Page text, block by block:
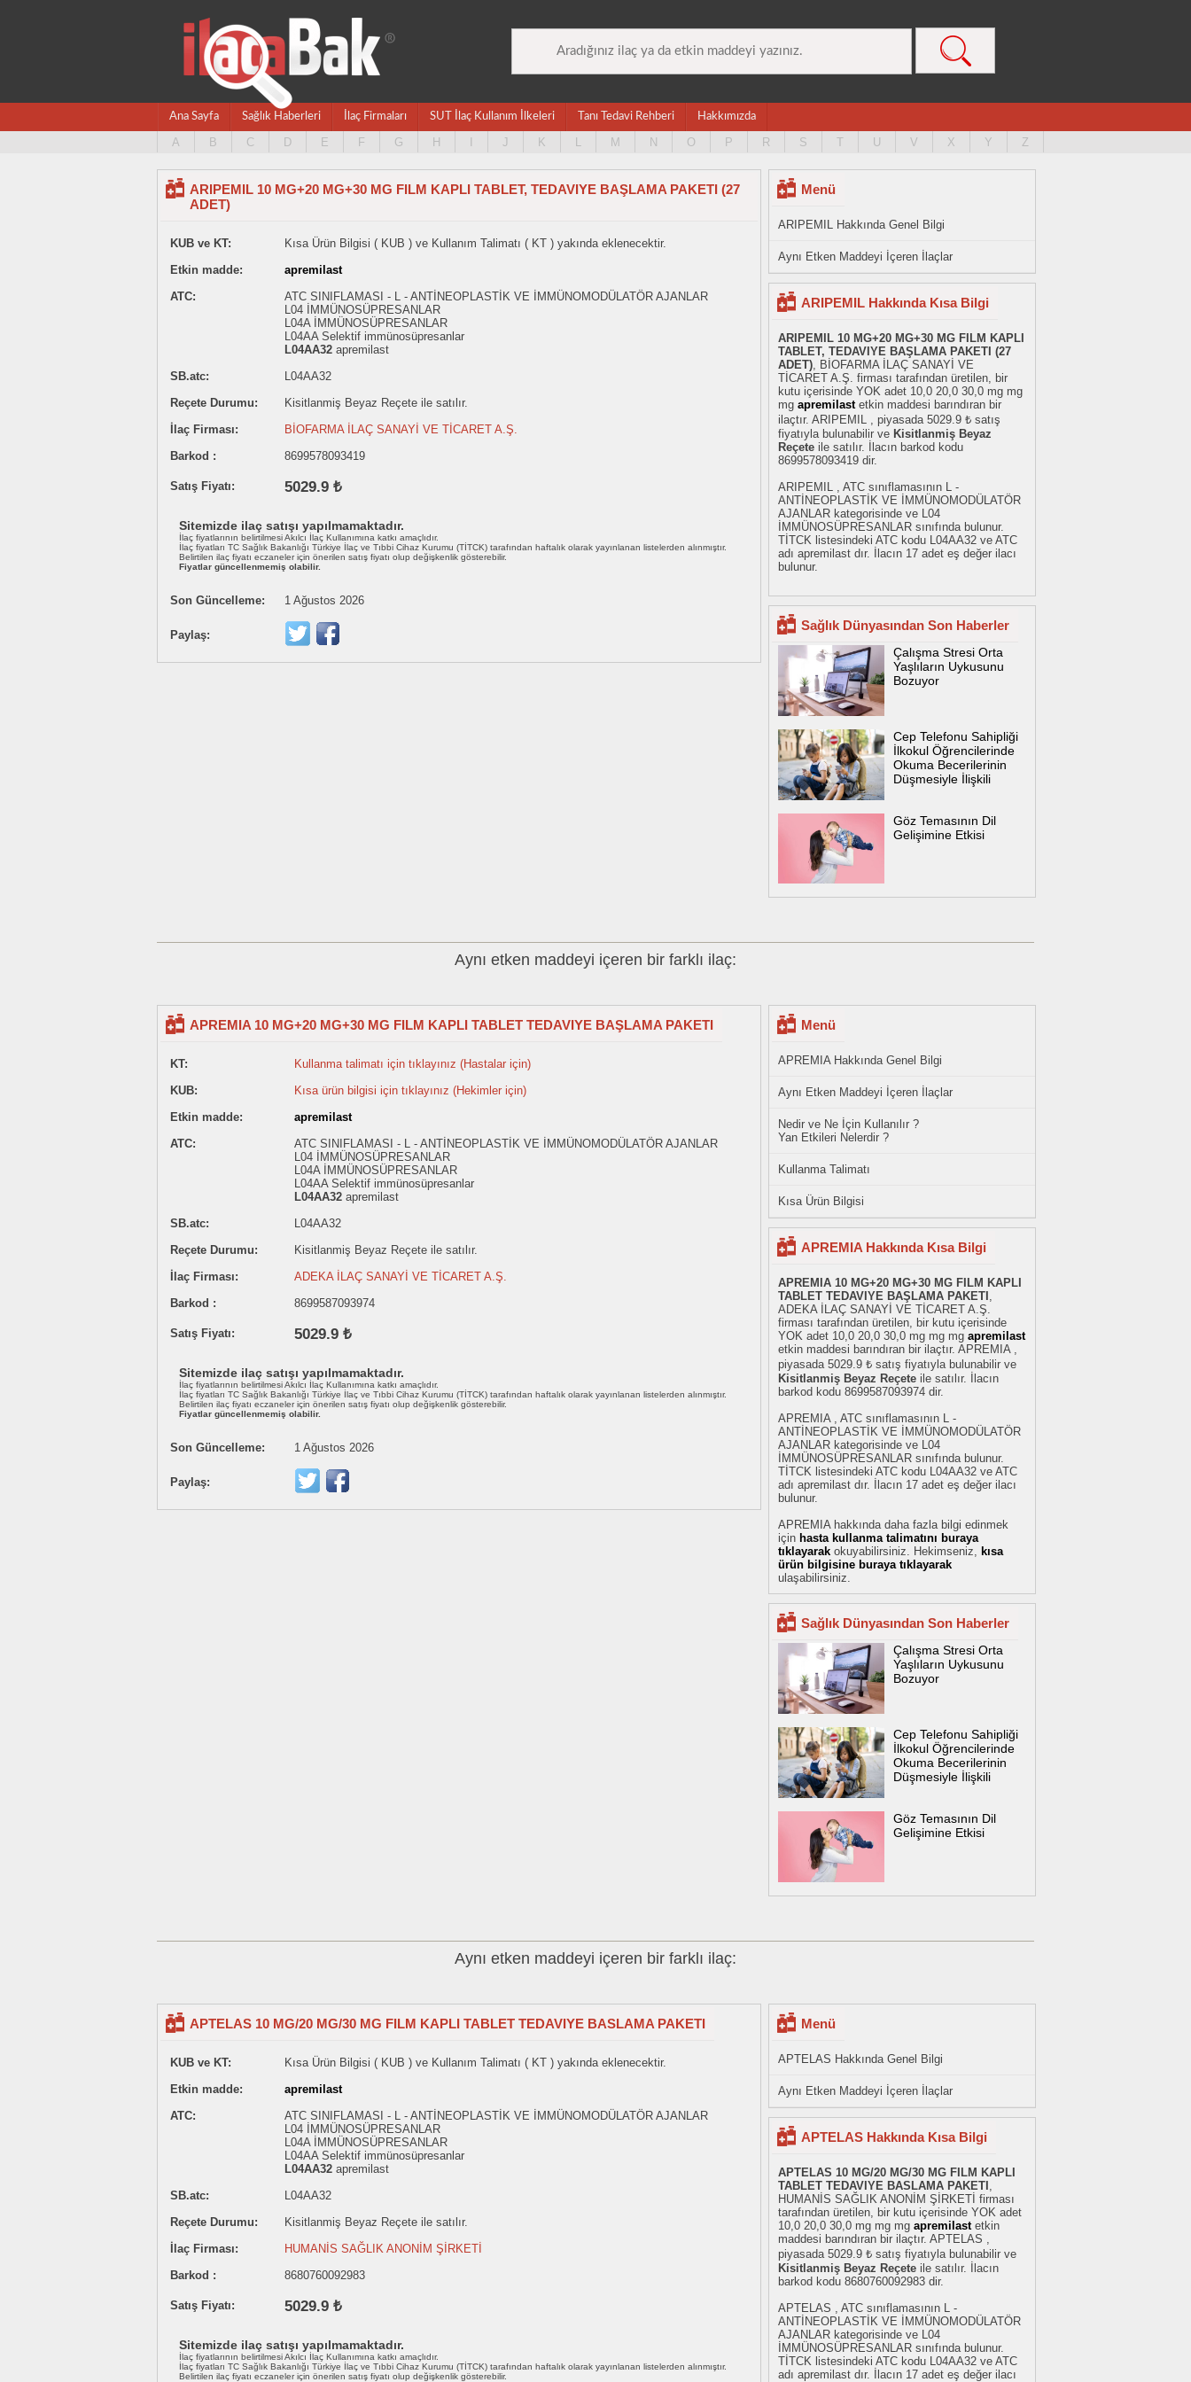
Ana Sayfa Sağlık Haberleri İlaç Firmaları SUT İlaç Kullanım İlkeleri Tanı Tedavi Rehberi Hakkımızda
A B C D E F G H J K L M N O P R S T U V X Y Z
ARIPEMIL 10 MG+20 MG+30 MG FILM KAPLI TABLET, TEDAVIYE BAŞLAMA PAKETI (27
ADET)
KUB ve KT:
Kısa Ürün Bilgisi ( KUB ) ve Kullanım Talimatı ( KT ) yakında eklenecektir.
Etkin madde:
apremilast
ATC:
ATC SINIFLAMASI - L - ANTİNEOPLASTİK VE İMMÜNOMODÜLATÖR AJANLAR
L04 İMMÜNOSÜPRESANLAR
L04A İMMÜNOSÜPRESANLAR
L04AA Selektif immünosüpresanlar
L04AA32 apremilast
SB.atc:
L04AA32
Reçete Durumu:
Kisitlanmiş Beyaz Reçete ile satılır.
İlaç Firması:
BİOFARMA İLAÇ SANAYİ VE TİCARET A.Ş.
Barkod :
8699578093419
Satış Fiyatı: 5029.9 ₺
Sitemizde ilaç satışı yapılmamaktadır.
İlaç fiyatlarının belirtilmesi Akılcı İlaç Kullanımına katkı amaçlıdır.
İlaç fiyatları TC Sağlık Bakanlığı Türkiye İlaç ve Tıbbi Cihaz Kurumu (TİTCK) tarafından haftalık olarak yayınlanan listelerden alınmıştır.
Belirtilen ilaç fiyatı eczaneler için önerilen satış fiyatı olup değişkenlik gösterebilir.
Fiyatlar güncellenmemiş olabilir.
Son Güncelleme: 1 Ağustos 2026
Paylaş:
Menü
ARIPEMIL Hakkında Genel Bilgi
Aynı Etken Maddeyi İçeren İlaçlar
ARIPEMIL Hakkında Kısa Bilgi
ARIPEMIL 10 MG+20 MG+30 MG FILM KAPLI
TABLET, TEDAVIYE BAŞLAMA PAKETI (27
ADET), BİOFARMA İLAÇ SANAYİ VE
TİCARET A.Ş. firması tarafından üretilen, bir
kutu içerisinde YOK adet 10,0 20,0 30,0 mg mg
mg apremilastetkin maddesi barındıran bir
ilaçtır. ARIPEMIL , piyasada 5029.9 ₺ satış
fiyatıyla bulunabilir ve Kisitlanmiş Beyaz
Reçete ile satılır. İlacın barkod kodu
8699578093419 dir.
ARIPEMIL , ATC sınıflamasının L -
ANTİNEOPLASTİK VE İMMÜNOMODÜLATÖR
AJANLAR kategorisinde ve L04
İMMÜNOSÜPRESANLAR sınıfında bulunur.
TİTCK listesindeki ATC kodu L04AA32 ve ATC
adı apremilast dır. İlacın 17 adet eş değer ilacı
bulunur.
Sağlık Dünyasından Son Haberler
Çalışma Stresi Orta
Yaşlıların Uykusunu
Bozuyor
Cep Telefonu Sahipliği
İlkokul Öğrencilerinde
Okuma Becerilerinin
Düşmesiyle İlişkili
Göz Temasının Dil
Gelişimine Etkisi
Aynı etken maddeyi içeren bir farklı ilaç:
APREMIA 10 MG+20 MG+30 MG FILM KAPLI TABLET TEDAVIYE BAŞLAMA PAKETI
KT:
Kullanma talimatı için tıklayınız (Hastalar için)
KUB:
Kısa ürün bilgisi için tıklayınız (Hekimler için)
Etkin madde:
apremilast
ATC:
ATC SINIFLAMASI - L - ANTİNEOPLASTİK VE İMMÜNOMODÜLATÖR AJANLAR
L04 İMMÜNOSÜPRESANLAR
L04A İMMÜNOSÜPRESANLAR
L04AA Selektif immünosüpresanlar
L04AA32 apremilast
SB.atc:
L04AA32
Reçete Durumu:
Kisitlanmiş Beyaz Reçete ile satılır.
İlaç Firması:
ADEKA İLAÇ SANAYİ VE TİCARET A.Ş.
Barkod :
8699587093974
Satış Fiyatı: 5029.9 ₺
Sitemizde ilaç satışı yapılmamaktadır.
İlaç fiyatlarının belirtilmesi Akılcı İlaç Kullanımına katkı amaçlıdır.
İlaç fiyatları TC Sağlık Bakanlığı Türkiye İlaç ve Tıbbi Cihaz Kurumu (TİTCK) tarafından haftalık olarak yayınlanan listelerden alınmıştır.
Belirtilen ilaç fiyatı eczaneler için önerilen satış fiyatı olup değişkenlik gösterebilir.
Fiyatlar güncellenmemiş olabilir.
Son Güncelleme: 1 Ağustos 2026
Paylaş:
Menü
APREMIA Hakkında Genel Bilgi
Aynı Etken Maddeyi İçeren İlaçlar
Nedir ve Ne İçin Kullanılır ?
Yan Etkileri Nelerdir ?
Kullanma Talimatı
Kısa Ürün Bilgisi
APREMIA Hakkında Kısa Bilgi
APREMIA 10 MG+20 MG+30 MG FILM KAPLI
TABLET TEDAVIYE BAŞLAMA PAKETI ,
ADEKA İLAÇ SANAYİ VE TİCARET A.Ş.
firması tarafından üretilen, bir kutu içerisinde
YOK adet 10,0 20,0 30,0 mg mg mg apremilast
etkin maddesi barındıran bir ilaçtır. APREMIA ,
piyasada 5029.9 ₺ satış fiyatıyla bulunabilir ve
Kisitlanmiş Beyaz Reçete ile satılır. İlacın
barkod kodu 8699587093974 dir.
APREMIA , ATC sınıflamasının L -
ANTİNEOPLASTİK VE İMMÜNOMODÜLATÖR
AJANLAR kategorisinde ve L04
İMMÜNOSÜPRESANLAR sınıfında bulunur.
TİTCK listesindeki ATC kodu L04AA32 ve ATC
adı apremilast dır. İlacın 17 adet eş değer ilacı
bulunur.
APREMIA hakkında daha fazla bilgi edinmek
için hasta kullanma talimatını buraya
tıklayarak okuyabilirsiniz. Hekimseniz, kısa
ürün bilgisine buraya tıklayarak
ulaşabilirsiniz.
Sağlık Dünyasından Son Haberler
Çalışma Stresi Orta
Yaşlıların Uykusunu
Bozuyor
Cep Telefonu Sahipliği
İlkokul Öğrencilerinde
Okuma Becerilerinin
Düşmesiyle İlişkili
Göz Temasının Dil
Gelişimine Etkisi
Aynı etken maddeyi içeren bir farklı ilaç:
APTELAS 10 MG/20 MG/30 MG FILM KAPLI TABLET TEDAVIYE BASLAMA PAKETI
KUB ve KT:
Kısa Ürün Bilgisi ( KUB ) ve Kullanım Talimatı ( KT ) yakında eklenecektir.
Etkin madde:
apremilast
ATC:
ATC SINIFLAMASI - L - ANTİNEOPLASTİK VE İMMÜNOMODÜLATÖR AJANLAR
L04 İMMÜNOSÜPRESANLAR
L04A İMMÜNOSÜPRESANLAR
L04AA Selektif immünosüpresanlar
L04AA32 apremilast
SB.atc:
L04AA32
Reçete Durumu:
Kisitlanmiş Beyaz Reçete ile satılır.
İlaç Firması:
HUMANİS SAĞLIK ANONİM ŞİRKETİ
Barkod :
8680760092983
Satış Fiyatı: 5029.9 ₺
Sitemizde ilaç satışı yapılmamaktadır.
İlaç fiyatlarının belirtilmesi Akılcı İlaç Kullanımına katkı amaçlıdır.
İlaç fiyatları TC Sağlık Bakanlığı Türkiye İlaç ve Tıbbi Cihaz Kurumu (TİTCK) tarafından haftalık olarak yayınlanan listelerden alınmıştır.
Belirtilen ilaç fiyatı eczaneler için önerilen satış fiyatı olup değişkenlik gösterebilir.
Menü
APTELAS Hakkında Genel Bilgi
Aynı Etken Maddeyi İçeren İlaçlar
APTELAS Hakkında Kısa Bilgi
APTELAS 10 MG/20 MG/30 MG FILM KAPLI
TABLET TEDAVIYE BASLAMA PAKETI
HUMANİS SAĞLIK ANONİM ŞİRKETİ firması
tarafından üretilen, bir kutu içerisinde YOK adet
10,0 20,0 30,0 mg mg mg apremilast etkin
maddesi barındıran bir ilaçtır. APTELAS ,
piyasada 5029.9 ₺ satış fiyatıyla bulunabilir ve
Kisitlanmiş Beyaz Reçete ile satılır. İlacın
barkod kodu 8680760092983 dir.
APTELAS , ATC sınıflamasının L -
ANTİNEOPLASTİK VE İMMÜNOMODÜLATÖR
AJANLAR kategorisinde ve L04
İMMÜNOSÜPRESANLAR sınıfında bulunur.
TİTCK listesindeki ATC kodu L04AA32 ve ATC
adı apremilast dır. İlacın 17 adet eş değer ilacı